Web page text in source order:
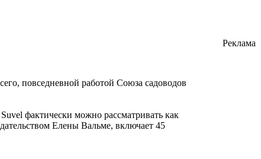
повседневной работой Союза садоводов
фактически можно рассматривать как
Елены Вальме, включает 45
Реклама